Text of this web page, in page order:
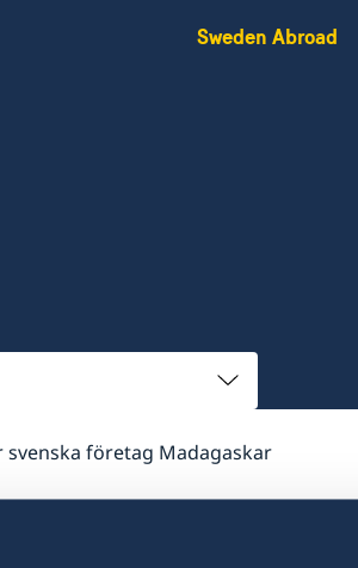
Sweden Abroad
svenska företag Madagaskar